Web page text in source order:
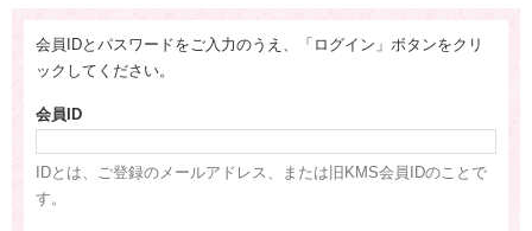
会員IDとパスワードをご入力のうえ、「ログイン」ボタンをクリ
ックしてください。
会員ID
IDとは、ご登録のメールアドレス、または旧KMS会員IDのことで
す。